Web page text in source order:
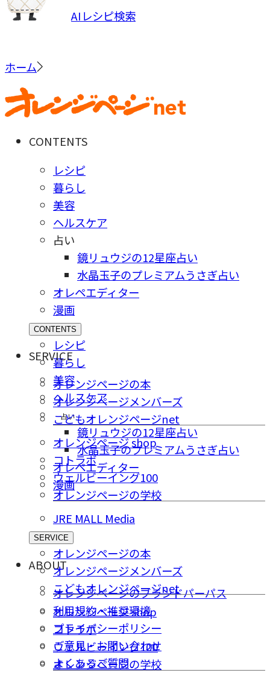
AIレシピ検索
ホーム
CONTENTS
レシピ
暮らし
美容
ヘルスケア
占い
鏡リュウジの12星座占い
水晶玉子のプレミアムうさぎ占い
オレペエディター
漫画
CONTENTS
レシピ
暮らし
美容
ヘルスケア
占い
鏡リュウジの12星座占い
水晶玉子のプレミアムうさぎ占い
オレペエディター
漫画
SERVICE
オレンジページの本
オレンジページメンバーズ
こどもオレンジページnet
オレンジページ shop
コトラボ
ウェルビーイング100
オレンジページの学校
JRE MALL Media
SERVICE
オレンジページの本
オレンジページメンバーズ
こどもオレンジページnet
オレンジページ shop
コトラボ
ウェルビーイング100
オレンジページの学校
ABOUT
オレンジページのブランドパーパス
利用規約・推奨環境
プライバシーポリシー
ご意⾒・お問い合わせ
よくあるご質問